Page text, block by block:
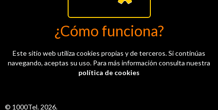
¿Cómo funciona?
Este sitio web utiliza cookies propias y de terceros. Si continúas
navegando, aceptas su uso. Para más información consulta nuestra
política de cookies
© 1000Tel. 2026.